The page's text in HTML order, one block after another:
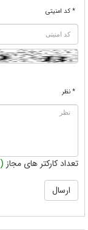
* کد امنیتی
* نظر
تعداد کارکتر های مجاز ( 200 )